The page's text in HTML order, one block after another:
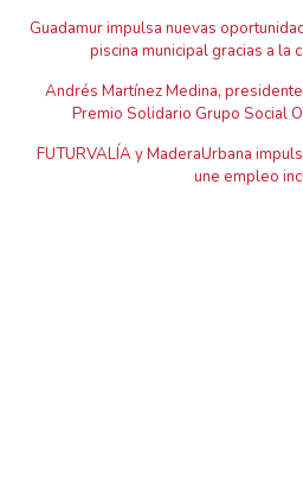
Guadamur impulsa nuevas
piscina municipal gracias a la
Andrés Martínez Medina,
Premio Solidario Grupo Social
FUTURVALÍA y MaderaUrbana
une empleo